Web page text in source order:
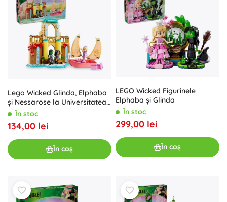
Wicked? Seturile LEGO Vrăjitoarea (Wicked) sunt un
grozavpentru copii, adolescenți și colecționari. Alege un
set LEGO Wicked sau un pachet cu minifigurine care
dezvoltăimaginația, antrenează motricitatea finăși aduce
multă distracțieîn povestirea aventurilor. Categoria LEGO
Wicked (Vrăjitoarea) îți va completa colecția cu modele
tematice, minifigurine și decorațiuni care vor aduce în casă
Lego Wicked Glinda, Elphaba
și Nessarose la Universitatea
ShizÎn stoc
134,00 lei
În coș
LEGO Wicked Figurinele
Elphaba și Glinda
În stoc
299,00 lei
În coș